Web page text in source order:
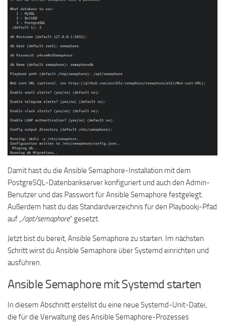
Damit hast du die Ansible Semaphore-Installation mit dem
PostgreSQL-Datenbankserver konfiguriert und auch den Admin-
Benutzer und das Passwort für Ansible Semaphore festgelegt.
Außerdem hast du das Standardverzeichnis für den Playbookj-Pfad
auf „/opt/semaphore“ gesetzt.
Jetzt bist du bereit, Ansible Semaphore zu starten. Im nächsten
Schritt wirst du Ansible Semaphore über Systemd einrichten und
ausführen.
Ansible Semaphore mit Systemd starten
In diesem Abschnitt erstellst du eine neue Systemd-Unit-Datei,
die für die Verwaltung des Ansible Semaphore-Prozesses